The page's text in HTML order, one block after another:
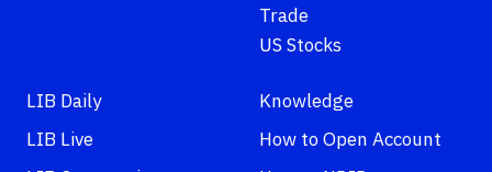
Trade
US Stocks
LIB Daily
LIB Live
Knowledge
How to Open Account